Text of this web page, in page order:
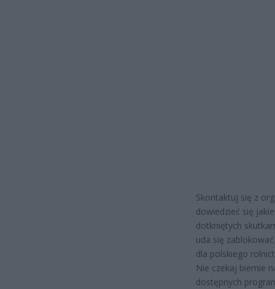
Skontaktuj się z
dowiedzieć się
dotkniętych
uda się
dla polskiego
Nie czekaj biernie
dostępnych